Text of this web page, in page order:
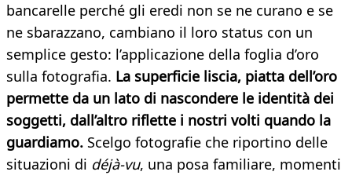
bancarelle perché gli eredi non se ne curano e se
ne sbarazzano, cambiano il loro status con un
semplice gesto: l’applicazione della foglia d’oro
sulla fotografia. La superficie liscia, piatta dell’oro
permette da un lato di nascondere le identità dei
soggetti, dall’altro riflette i nostri volti quando la
guardiamo. Scelgo fotografie che riportino delle
situazioni di déjà-vu, una posa familiare, momenti